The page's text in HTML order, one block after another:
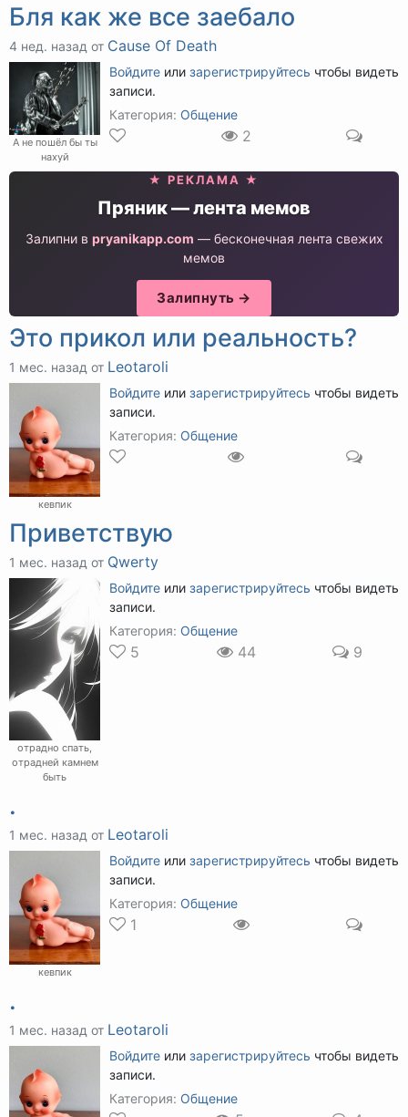
Бля как же все заебало
4 нед. назад от Cause Of Death
А не пошёл бы ты
нахуй
Войдите или зарегистрируйтесь чтобы видеть
записи.
Категория: Общение
2
★ РЕКЛАМА ★
Пряник — лента мемов
Залипни в pryanikapp.com — бесконечная лента свежих
мемов
Залипнуть →
Это прикол или реальность?
1 мес. назад от Leotaroli
кевпик
Войдите или зарегистрируйтесь чтобы видеть
записи.
Категория: Общение
Приветствую
1 мес. назад от Qwerty
отрадно спать,
отрадней камнем
быть
Войдите или зарегистрируйтесь чтобы видеть
записи.
Категория: Общение
5 44 9
.
1 мес. назад от Leotaroli
кевпик
Войдите или зарегистрируйтесь чтобы видеть
записи.
Категория: Общение
1
.
1 мес. назад от Leotaroli
Войдите или зарегистрируйтесь чтобы видеть
записи.
Категория: Общение